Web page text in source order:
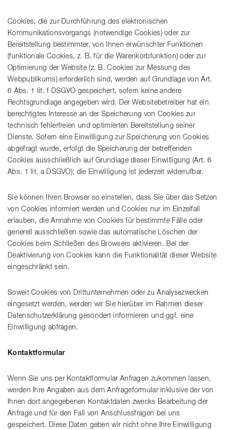
Cookies, die zur Durchführung des elektronischen
Kommunikationsvorgangs (notwendige Cookies) oder zur
Bereitstellung bestimmter, von Ihnen erwünschter Funktionen
(funktionale Cookies, z. B. für die Warenkorbfunktion) oder zur
Optimierung der Website (z. B. Cookies zur Messung des
Webpublikums) erforderlich sind, werden auf Grundlage von Art.
6 Abs. 1 lit. f DSGVO gespeichert, sofern keine andere
Rechtsgrundlage angegeben wird. Der Websitebetreiber hat ein
berechtigtes Interesse an der Speicherung von Cookies zur
technisch fehlerfreien und optimierten Bereitstellung seiner
Dienste. Sofern eine Einwilligung zur Speicherung von Cookies
abgefragt wurde, erfolgt die Speicherung der betreffenden
Cookies ausschließlich auf Grundlage dieser Einwilligung (Art. 6
Abs. 1 lit. a DSGVO); die Einwilligung ist jederzeit widerrufbar.
Sie können Ihren Browser so einstellen, dass Sie über das Setzen
von Cookies informiert werden und Cookies nur im Einzelfall
erlauben, die Annahme von Cookies für bestimmte Fälle oder
generell ausschließen sowie das automatische Löschen der
Cookies beim Schließen des Browsers aktivieren. Bei der
Deaktivierung von Cookies kann die Funktionalität dieser Website
eingeschränkt sein.
Soweit Cookies von Drittunternehmen oder zu Analysezwecken
eingesetzt werden, werden wir Sie hierüber im Rahmen dieser
Datenschutzerklärung gesondert informieren und ggf. eine
Einwilligung abfragen.
Kontaktformular
Wenn Sie uns per Kontaktformular Anfragen zukommen lassen,
werden Ihre Angaben aus dem Anfrageformular inklusive der von
Ihnen dort angegebenen Kontaktdaten zwecks Bearbeitung der
Anfrage und für den Fall von Anschlussfragen bei uns
gespeichert. Diese Daten geben wir nicht ohne Ihre Einwilligung